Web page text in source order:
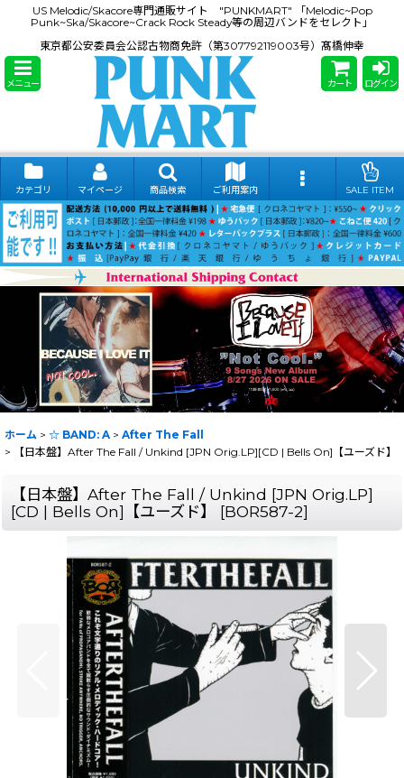
US Melodic/Skacore専門通販サイト "PUNKMART" 「Melodic~Pop
Punk~Ska/Skacore~Crack Rock Steady等の周辺バンドをセレクト」
東京都公安委員会公認古物商免許（第307792119003号）髙橋伸幸
メニュー カート ログイン
カテゴリ マイページ 商品検索 ご利用案内 SALE ITEM
ホーム > ☆ BAND: A > After The Fall
>
【日本盤】After The Fall / Unkind [JPN Orig.LP][CD | Bells On]【ユーズド】
【日本盤】After The Fall / Unkind [JPN Orig.LP]
[CD | Bells On]【ユーズド】
[BOR587-2]